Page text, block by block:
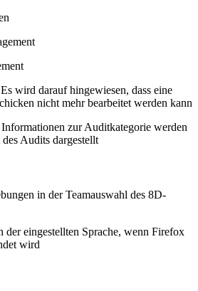
wird darauf hingewiesen, dass eine
nicht mehr bearbeitet werden kann
zur Auditkategorie werden
Audits dargestellt
in der Teamauswahl des 8D-
der eingestellten Sprache, wenn Firefox
wird